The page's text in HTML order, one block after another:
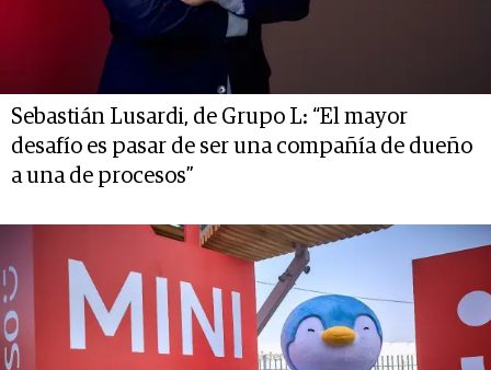
Sebastián Lusardi, de Grupo L: “El mayor
desafío es pasar de ser una compañía de dueño
a una de procesos”